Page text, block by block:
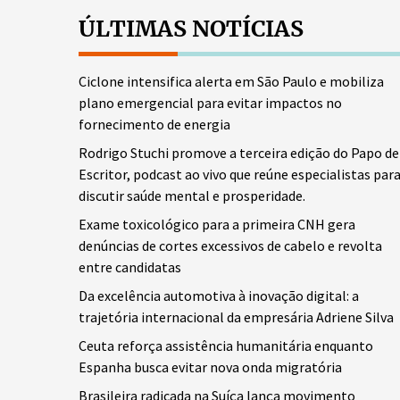
ÚLTIMAS NOTÍCIAS
Ciclone intensifica alerta em São Paulo e mobiliza
plano emergencial para evitar impactos no
fornecimento de energia
Rodrigo Stuchi promove a terceira edição do Papo de
Escritor, podcast ao vivo que reúne especialistas para
discutir saúde mental e prosperidade.
Exame toxicológico para a primeira CNH gera
denúncias de cortes excessivos de cabelo e revolta
entre candidatas
Da excelência automotiva à inovação digital: a
trajetória internacional da empresária Adriene Silva
Ceuta reforça assistência humanitária enquanto
Espanha busca evitar nova onda migratória
Brasileira radicada na Suíça lança movimento